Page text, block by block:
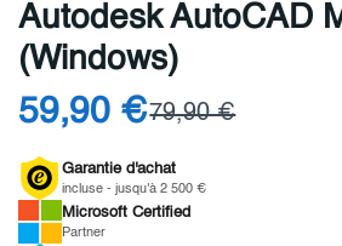
Autodesk AutoCAD
(Windows)
59,90 €79,90 €
Garantie d'achat
incluse - jusqu'à 2 500 €
Microsoft Certified
Partner